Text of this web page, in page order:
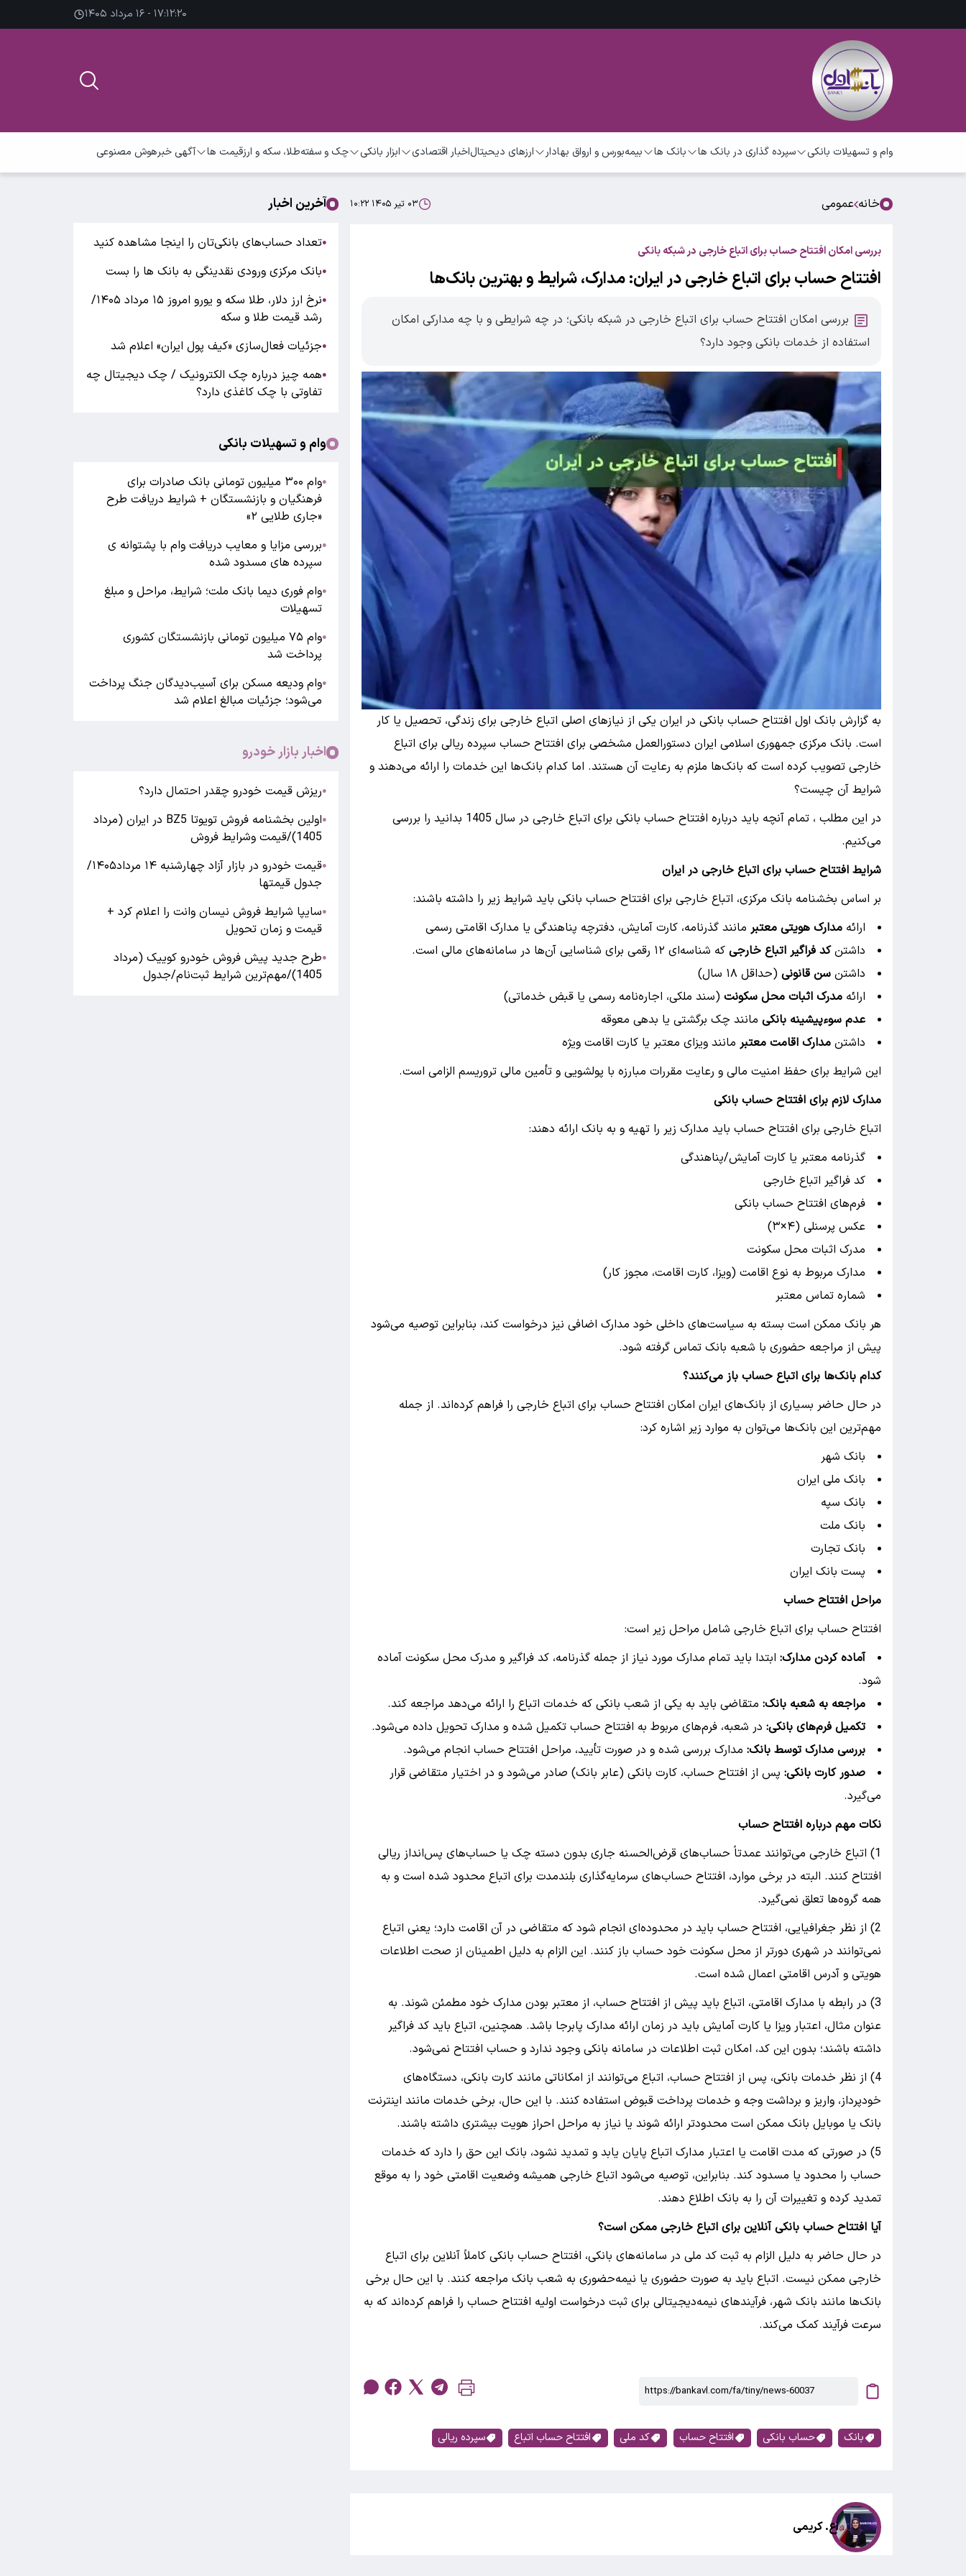
۱۷:۱۲:۲۱ - ۱۶ مرداد ۱۴۰۵
وام و تسهیلات بانکی سپرده گذاری در بانک ها بانک ها بیمهبورس و ارواق بهادار ارزهای دیحیتالاخبار اقتصادی ابزار بانکی چک و سفتهطلا، سکه و ارزقیمت ها آگهی خبرهوش مصنوعی
خانه عمومی ۰۳ تیر ۱۴۰۵ ۱۰:۲۲
بررسی امکان افتتاح حساب برای اتباع خارجی در شبکه بانکی
افتتاح حساب برای اتباع خارجی در ایران: مدارک، شرایط و بهترین بانک‌ها
بررسی امکان افتتاح حساب برای اتباع خارجی در شبکه بانکی؛ در چه شرایطی و با چه مدارکی امکان
استفاده از خدمات بانکی وجود دارد؟
به گزارش بانک اول افتتاح حساب بانکی در ایران یکی از نیازهای اصلی اتباع خارجی برای زندگی، تحصیل یا کار
است. بانک مرکزی جمهوری اسلامی ایران دستورالعمل مشخصی برای افتتاح حساب سپرده ریالی برای اتباع
خارجی تصویب کرده است که بانک‌ها ملزم به رعایت آن هستند. اما کدام بانک‌ها این خدمات را ارائه می‌دهند و
شرایط آن چیست؟
در این مطلب ، تمام آنچه باید درباره افتتاح حساب بانکی برای اتباع خارجی در سال 1405 بدانید را بررسی
می‌کنیم.
شرایط افتتاح حساب برای اتباع خارجی در ایران
بر اساس بخشنامه بانک مرکزی، اتباع خارجی برای افتتاح حساب بانکی باید شرایط زیر را داشته باشند:
ارائه مدارک هویتی معتبر مانند گذرنامه، کارت آمایش، دفترچه پناهندگی یا مدارک اقامتی رسمی
داشتنکد فراگیر اتباع خارجی که شناسه‌ای ۱۲ رقمی برای شناسایی آن‌ها در سامانه‌های مالی است.
داشتن سن قانونی (حداقل ۱۸ سال)
ارائه مدرک اثبات محل سکونت (سند ملکی، اجاره‌نامه رسمی یا قبض خدماتی)
عدم سوءپیشینه بانکی مانند چک برگشتی یا بدهی معوقه
داشتن مدارک اقامت معتبر مانند ویزای معتبر یا کارت اقامت ویژه
این شرایط برای حفظ امنیت مالی و رعایت مقررات مبارزه با پولشویی و تأمین مالی تروریسم الزامی است.
مدارک لازم برای افتتاح حساب بانکی
اتباع خارجی برای افتتاح حساب باید مدارک زیر را تهیه و به بانک ارائه دهند:
گذرنامه معتبر یا کارت آمایش/پناهندگی
کد فراگیر اتباع خارجی
فرم‌های افتتاح حساب بانکی
عکس پرسنلی (۴×۳)
مدرک اثبات محل سکونت
مدارک مربوط به نوع اقامت (ویزا، کارت اقامت، مجوز کار)
شماره تماس معتبر
هر بانک ممکن است بسته به سیاست‌های داخلی خود مدارک اضافی نیز درخواست کند، بنابراین توصیه می‌شود
پیش از مراجعه حضوری با شعبه بانک تماس گرفته شود.
کدام بانک‌ها برای اتباع حساب باز می‌کنند؟
در حال حاضر بسیاری از بانک‌های ایران امکان افتتاح حساب برای اتباع خارجی را فراهم کرده‌اند. از جمله
مهم‌ترین این بانک‌ها می‌توان به موارد زیر اشاره کرد:
بانک شهر
بانک ملی ایران
بانک سپه
بانک ملت
بانک تجارت
پست بانک ایران
مراحل افتتاح حساب
افتتاح حساب برای اتباع خارجی شامل مراحل زیر است:
آماده کردن مدارک: ابتدا باید تمام مدارک مورد نیاز از جمله گذرنامه، کد فراگیر و مدرک محل سکونت آماده
شود.
مراجعه به شعبه بانک: متقاضی باید به یکی از شعب بانکی که خدمات اتباع را ارائه می‌دهد مراجعه کند.
تکمیل فرم‌های بانکی: در شعبه، فرم‌های مربوط به افتتاح حساب تکمیل شده و مدارک تحویل داده می‌شود.
بررسی مدارک توسط بانک: مدارک بررسی شده و در صورت تأیید، مراحل افتتاح حساب انجام می‌شود.
صدور کارت بانکی: پس از افتتاح حساب، کارت بانکی (عابر بانک) صادر می‌شود و در اختیار متقاضی قرار
می‌گیرد.
نکات مهم درباره افتتاح حساب
1) اتباع خارجی می‌توانند عمدتاً حساب‌های قرض‌الحسنه جاری بدون دسته چک یا حساب‌های پس‌انداز ریالی
افتتاح کنند. البته در برخی موارد، افتتاح حساب‌های سرمایه‌گذاری بلندمدت برای اتباع محدود شده است و به
همه گروه‌ها تعلق نمی‌گیرد.
2) از نظر جغرافیایی، افتتاح حساب باید در محدوده‌ای انجام شود که متقاضی در آن اقامت دارد؛ یعنی اتباع
نمی‌توانند در شهری دورتر از محل سکونت خود حساب باز کنند. این الزام به دلیل اطمینان از صحت اطلاعات
هویتی و آدرس اقامتی اعمال شده است.
3) در رابطه با مدارک اقامتی، اتباع باید پیش از افتتاح حساب، از معتبر بودن مدارک خود مطمئن شوند. به
عنوان مثال، اعتبار ویزا یا کارت آمایش باید در زمان ارائه مدارک پابرجا باشد. همچنین، اتباع باید کد فراگیر
داشته باشند؛ بدون این کد، امکان ثبت اطلاعات در سامانه بانکی وجود ندارد و حساب افتتاح نمی‌شود.
4) از نظر خدمات بانکی، پس از افتتاح حساب، اتباع می‌توانند از امکاناتی مانند کارت بانکی، دستگاه‌های
خودپرداز، واریز و برداشت وجه و خدمات پرداخت قبوض استفاده کنند. با این حال، برخی خدمات مانند اینترنت
بانک یا موبایل بانک ممکن است محدودتر ارائه شوند یا نیاز به مراحل احراز هویت بیشتری داشته باشند.
5) در صورتی که مدت اقامت یا اعتبار مدارک اتباع پایان یابد و تمدید نشود، بانک این حق را دارد که خدمات
حساب را محدود یا مسدود کند. بنابراین، توصیه می‌شود اتباع خارجی همیشه وضعیت اقامتی خود را به موقع
تمدید کرده و تغییرات آن را به بانک اطلاع دهند.
آیا افتتاح حساب بانکی آنلاین برای اتباع خارجی ممکن است؟
در حال حاضر به دلیل الزام به ثبت کد ملی در سامانه‌های بانکی، افتتاح حساب بانکی کاملاً آنلاین برای اتباع
خارجی ممکن نیست. اتباع باید به صورت حضوری یا نیمه‌حضوری به شعب بانک مراجعه کنند. با این حال برخی
بانک‌ها مانند بانک شهر، فرآیندهای نیمه‌دیجیتالی برای ثبت درخواست اولیه افتتاح حساب را فراهم کرده‌اند که به
سرعت فرآیند کمک می‌کند.
بانک حساب بانکی افتتاح حساب کد ملی افتتاح حساب اتباع سپرده ریالی
اع. کریمی
آخرین اخبار
●تعداد حساب‌های بانکی‌تان را اینجا مشاهده کنید
●بانک مرکزی ورودی نقدینگی به بانک ها را بست
●
نرخ ارز دلار، طلا سکه و یورو امروز ۱۵ مرداد ۱۴۰۵/
رشد قیمت طلا و سکه
●جزئیات فعال‌سازی «کیف پول ایران» اعلام شد
●همه چیز درباره چک الکترونیک / چک دیجیتال چه
تفاوتی با چک کاغذی دارد؟
وام و تسهیلات بانکی
●
وام ۳۰۰ میلیون تومانی بانک صادرات برای
فرهنگیان و بازنشستگان + شرایط دریافت طرح
«جاری طلایی ۲»
●بررسی مزایا و معایب دریافت وام با پشتوانه ی
سپرده های مسدود شده
●وام فوری دیما بانک ملت؛ شرایط، مراحل و مبلغ
تسهیلات
●
وام ۷۵ میلیون تومانی بازنشستگان کشوری
پرداخت شد
●وام ودیعه مسکن برای آسیب‌دیدگان جنگ پرداخت
می‌شود؛ جزئیات مبالغ اعلام شد
اخبار بازار خودرو
●ریزش قیمت خودرو چقدر احتمال دارد؟
●
اولین بخشنامه فروش تویوتا BZ5 در ایران (مرداد
1405)/قیمت وشرایط فروش
●
قیمت خودرو در بازار آزاد چهارشنبه ۱۴ مرداد۱۴۰۵/
جدول قیمتها
●سایپا شرایط فروش نیسان وانت را اعلام کرد +
قیمت و زمان تحویل
●طرح جدید پیش فروش خودرو کوییک (مرداد
1405)/مهم‌ترین شرایط ثبت‌نام/جدول